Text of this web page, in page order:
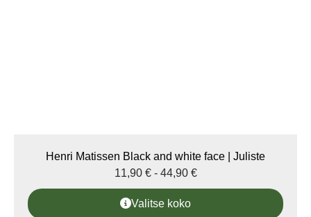
Henri Matissen Black and white face | Juliste
11,90 € - 44,90 €
Valitse koko